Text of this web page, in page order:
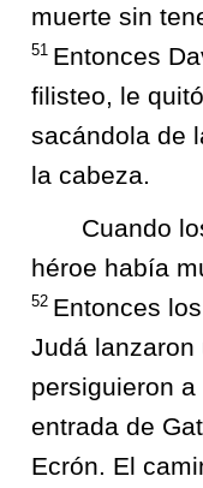
muerte sin
51 Entonces
filisteo, le
sacándola de
la cabeza.
Cuando
héroe había
52 Entonces
Judá lanzaron
persiguieron
entrada de
Ecrón. El